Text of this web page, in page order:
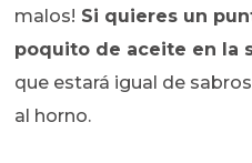
malos! Si quieres un
poquito de aceite en la
que estará igual de
al horno.